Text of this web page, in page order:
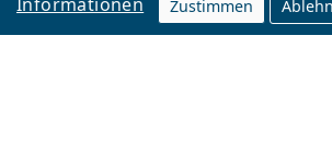
Zustimmen